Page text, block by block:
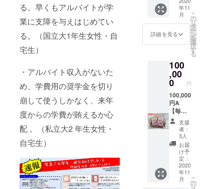
る。早くもアルバイトが学
業に支障を与えはじめてい
る。（国立大1年生女性・自
宅生）
・アルバイト収入がないた
め、学費用の奨学金を切り
崩して使うしかなく、来年
度からの学費が賄えるか心
配 。（私立大2 年生女性・
自宅生）
レーを
再現し
たレト
ルトカ
レー2種
生の声
を集め
て作っ
たオリ
ジナル
のバ
ターチ
キンカ
レーが
セット
になっ
た人気
カレー
セット
になり
ます！
１つ ・
貧食で
人気
だった
食堂の
定レト
ルトカ
レー2種
類 ２
つずつ
大学生
協の購
買店限
定で販
売して
いる大
学生に
人気の
つぶグ
ミと“貧
食”の名
ンは未
成年の
方はご
購入不
可と
なって
す、予
めご了
承くだ
さい。
・お礼
のお手
紙 ・食
堂の味
を再
現！人
気の食
堂レシ
ピ ・オ
リジナ
ル日本
酒”萩
年11
月
詳細を見る
こ
の
リ
タ
ー
ン
を
選
択
す
る
100
,00
0 円
100,000
円A
【毎日
でも食
べた
い！カ
レー30
個セッ
ト～普
通～】
・お礼
のお手
支援
者：
3人
お届
け予
定：
2020
年11
月
こ
の
リ